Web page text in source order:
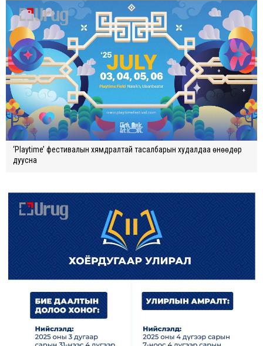
‘Playtime’ фестивалын хямдралтай тасалбарын худалдаа өнөөдөр
дуусна